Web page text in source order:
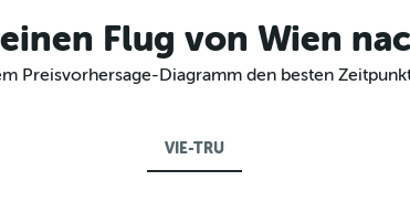
Flug von Wien
Preisvorhersage-Diagramm den besten
VIE-TRU